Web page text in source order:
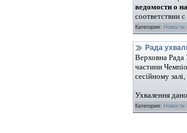
ведомости о
соответствии
Категория:
Рада
Верховна Рада
частини
сесійному
Ухвалення
Категория: Новости